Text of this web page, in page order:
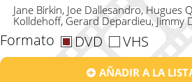
Jane Birkin, Joe Dallesandro, Hugues
Kolldehoff, Gerard Depardieu, Jimmy
Formato DVD VHS
AÑADIR A LA